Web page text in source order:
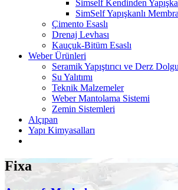
Simself Kendinden
SimSelf Yapışkanlı
Çimento Esaslı
Drenaj Levhası
Kauçuk-Bitüm Esaslı
Weber Ürünleri
Seramik Yapıştırıcı ve Derz
Su Yalıtımı
Teknik Malzemeler
Weber Mantolama Sistemi
Zemin Sistemleri
Alçıpan
Yapı Kimyasalları
Fixa